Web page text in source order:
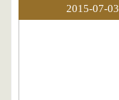
2015-07-03